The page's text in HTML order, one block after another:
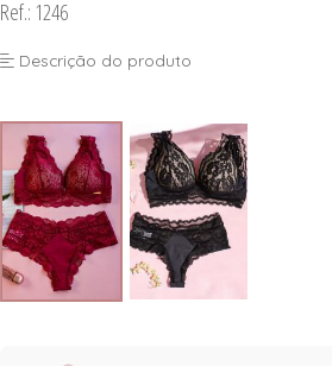
Ref.: 1246
Descrição do produto